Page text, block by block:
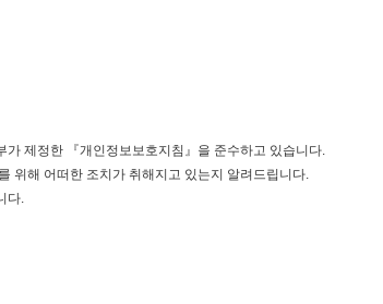
제정한 『개인정보보호지침』을 준수하고 있습니다.
위해 어떠한 조치가 취해지고 있는지 알려드립니다.
다.